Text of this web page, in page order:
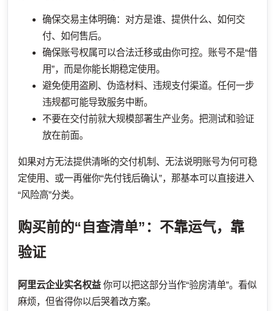
确保交易主体明确：对方是谁、提供什么、如何交
付、如何售后。
确保账号权属可以合法迁移或由你可控。账号不是“借
用”，而是你能长期稳定使用。
避免使用盗刷、伪造材料、违规支付渠道。任何一步
违规都可能导致服务中断。
不要在交付前就大规模部署生产业务。把测试和验证
放在前面。
如果对方无法提供清晰的交付机制、无法说明账号为何可稳
定使用、或一再催你“先付钱后确认”，那基本可以直接进入
“风险高”分类。
购买前的“自查清单”：不靠运气，靠
验证
阿里云企业实名权益 你可以把这部分当作“验房清单”。看似
麻烦，但省得你以后哭着改方案。